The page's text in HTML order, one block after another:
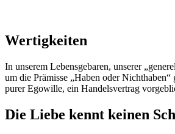
Wertigkeiten
In unserem Lebensgebaren, unserer
um die Prämisse „Haben oder
purer Egowille, ein Handelsvertrag
Die Liebe kennt keinen